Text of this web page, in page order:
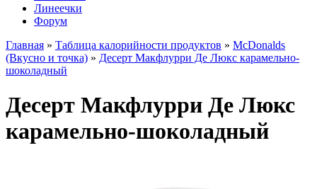
Линеечки
Форум
Главная » Таблица калорийности продуктов » McDonalds
(Вкусно и точка) » Десерт Макфлурри Де Люкс карамельно-
шоколадный
Десерт Макфлурри Де Люкс
карамельно-шоколадный